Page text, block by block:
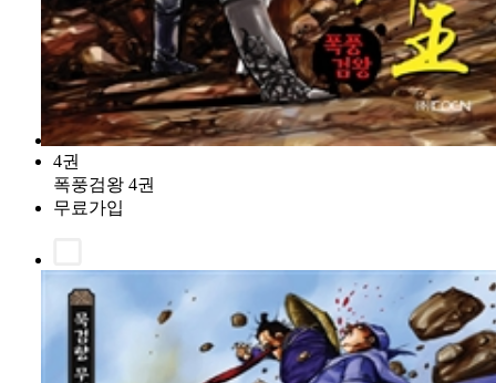
4권
폭풍검왕 4권
무료가입